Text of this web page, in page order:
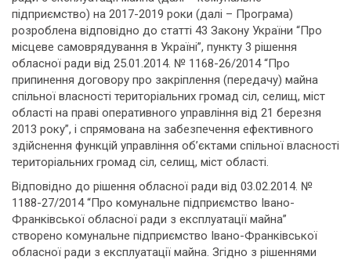
підприємство) на 2017-2019 роки (далі – Програма)
розроблена відповідно до статті 43 Закону України “Про
місцеве самоврядування в Україні”, пункту 3 рішення
обласної ради від 25.01.2014. № 1168-26/2014 “Про
припинення договору про закріплення (передачу) майна
спільної власності територіальних громад сіл, селищ, міст
області на праві оперативного управління від 21 березня
2013 року”, і спрямована на забезпечення ефективного
здійснення функцій управління об’єктами спільної власності
територіальних громад сіл, селищ, міст області.
Відповідно до рішення обласної ради від 03.02.2014. №
1188-27/2014 “Про комунальне підприємство Івано-
Франківської обласної ради з експлуатації майна”
створено комунальне підприємство Івано-Франківської
обласної ради з експлуатації майна. Згідно з рішеннями